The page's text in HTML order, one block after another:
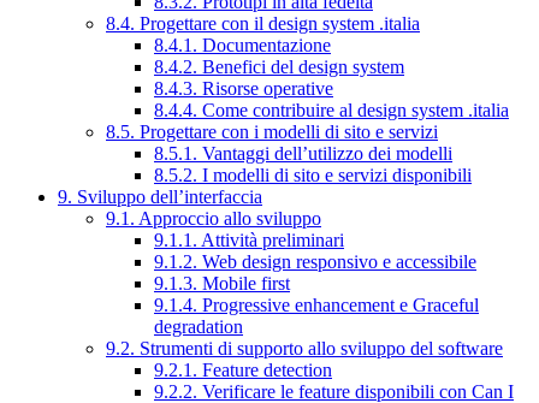
8.4. Progettare con il design system .italia
8.4.1. Documentazione
8.4.2. Benefici del design system
8.4.3. Risorse operative
8.4.4. Come contribuire al design system .italia
8.5. Progettare con i modelli di sito e servizi
8.5.1. Vantaggi dell’utilizzo dei modelli
8.5.2. I modelli di sito e servizi disponibili
9. Sviluppo dell’interfaccia
9.1. Approccio allo sviluppo
9.1.1. Attività preliminari
9.1.2. Web design responsivo e accessibile
9.1.3. Mobile first
9.1.4. Progressive enhancement e Graceful
degradation
9.2. Strumenti di supporto allo sviluppo del software
9.2.1. Feature detection
9.2.2. Verificare le feature disponibili con Can I